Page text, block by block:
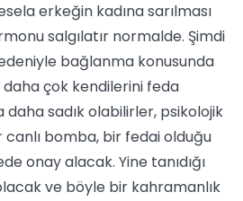
erkeğin kadına sarılması
salgılatır normalde. Şimdi
bağlanma konusunda
çok kendilerini feda
daha sadık olabilirler, psikolojik
bomba, bir fedai olduğu
onay alacak. Yine tanıdığı
ve böyle bir kahramanlık